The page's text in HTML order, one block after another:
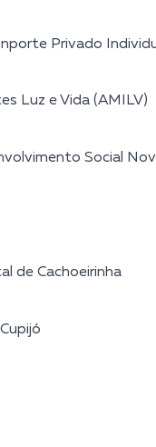
Privado
Luz e Vida (AMILV)
Social
de Cachoeirinha